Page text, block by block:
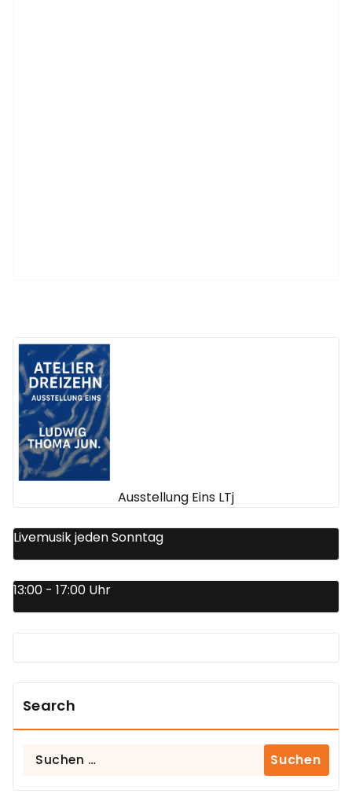
Ausstellung Eins LTj
Livemusik jeden Sonntag
13:00 - 17:00 Uhr
Search
Suchen